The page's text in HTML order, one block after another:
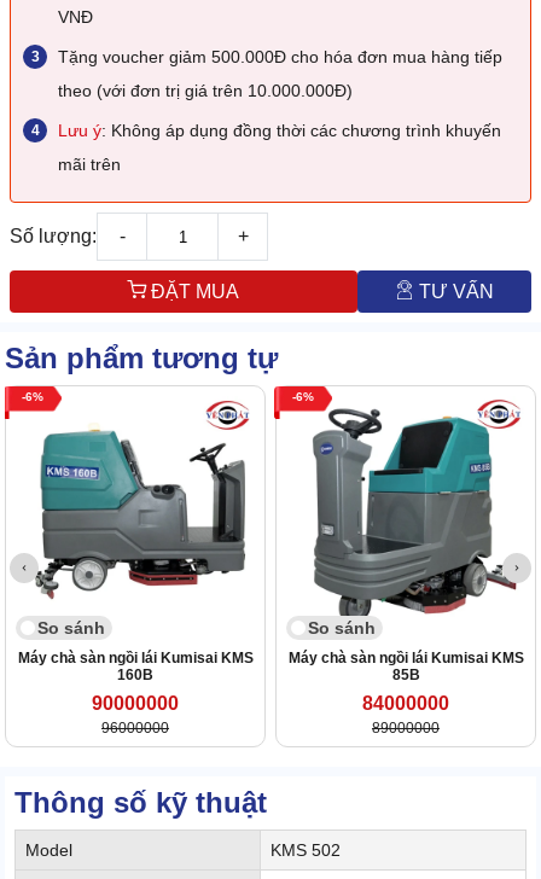
VNĐ
Tặng voucher giảm 500.000Đ cho hóa đơn mua hàng tiếp
theo (với đơn trị giá trên 10.000.000Đ)
Lưu ý: Không áp dụng đồng thời các chương trình khuyến
mãi trên
Số lượng: - +
ĐẶT MUA TƯ VẤN
Sản phẩm tương tự
6
So sánh
Máy chà sàn ngồi lái Kumisai KMS
160B
90000000
96000000
6
So sánh
Máy chà sàn ngồi lái Kumisai KMS
85B
84000000
89000000
Thông số kỹ thuật
Model KMS 502